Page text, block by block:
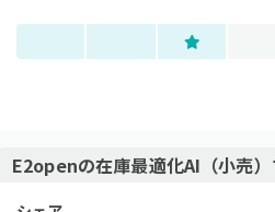
E2openの在庫最適化AI（小売）